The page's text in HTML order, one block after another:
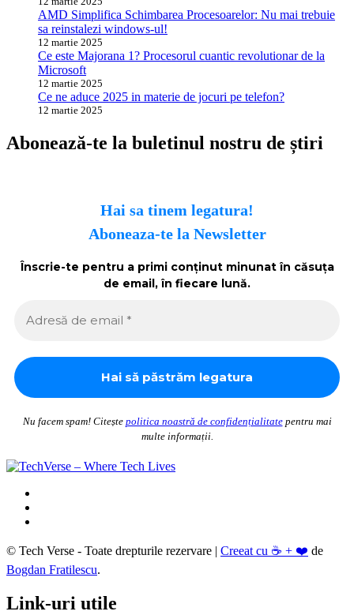
AMD Simplifica Schimbarea Procesoarelor: Nu mai trebuie
sa reinstalezi windows-ul!
12 martie 2025
Ce este Majorana 1? Procesorul cuantic revolutionar de la
Microsoft
12 martie 2025
Ce ne aduce 2025 in materie de jocuri pe telefon?
12 martie 2025
Abonează-te la buletinul nostru de știri
Hai sa tinem legatura!
Aboneaza-te la Newsletter
Înscrie-te pentru a primi conținut minunat în căsuța
de email, în fiecare lună.
Nu facem spam! Citește politica noastră de confidențialitatepentru mai
multe informații.
© Tech Verse - Toate drepturile rezervare | Creeat cu ☕ + ❤️ de
Bogdan Fratilescu.
Link-uri utile